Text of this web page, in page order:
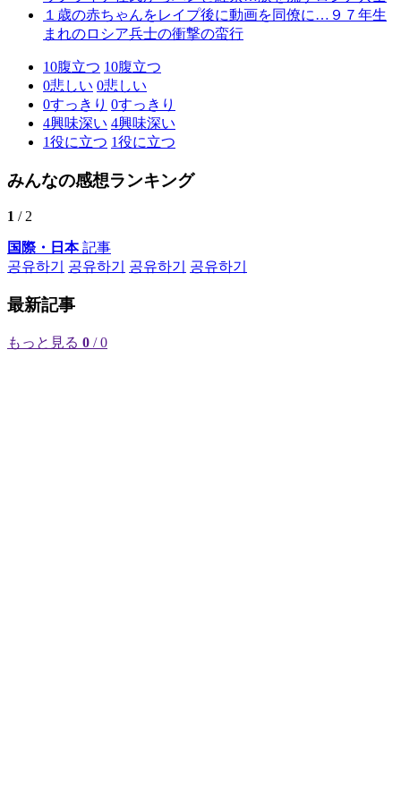
１歳の赤ちゃんをレイプ後に動画を同僚に…９７年生
まれのロシア兵士の衝撃の蛮行
10腹立つ 10腹立つ
0悲しい 0悲しい
0すっきり 0すっきり
4興味深い 4興味深い
1役に立つ 1役に立つ
みんなの感想ランキング
1 / 2
国際・日本記事
공유하기
공유하기 공유하기 공유하기
最新記事
もっと見る 0 / 0